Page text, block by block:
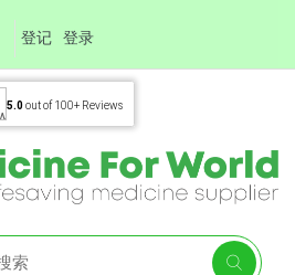
登记 登录
5.0out of 100+ Reviews